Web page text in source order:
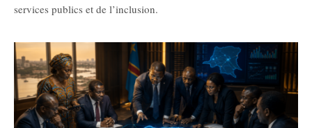
services publics et de l’inclusion.